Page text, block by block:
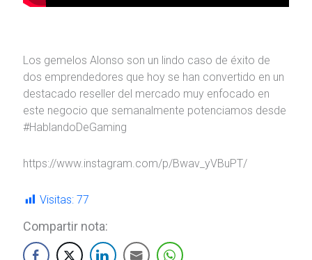
Los gemelos Alonso son un lindo caso de éxito de
dos emprendedores que hoy se han convertido en un
destacado reseller del mercado muy enfocado en
este negocio que semanalmente potenciamos desde
#HablandoDeGaming
https://www.instagram.com/p/Bwav_yVBuPT/
Visitas: 77
Compartir nota: